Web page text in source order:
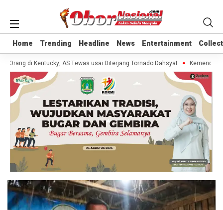
Home Trending Headline News Entertainment
Home Trending Headline News Entertainment
Orang di Kentucky, AS Tewas usai Diterjang Tornado Dahsyat Kemendag